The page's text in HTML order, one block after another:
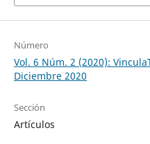
Número
Vol. 6 Núm. 2 (2020):
Diciembre 2020
Sección
Artículos